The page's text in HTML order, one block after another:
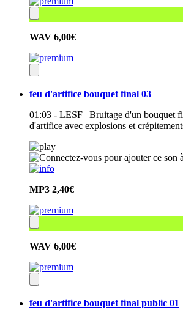
WAV 6,00€
feu d'artifice bouquet final 03
01:03 - LESF | Bruitage d'un bouquet
d'artifice avec explosions et
MP3 2,40€
WAV 6,00€
feu d'artifice bouquet final public 01